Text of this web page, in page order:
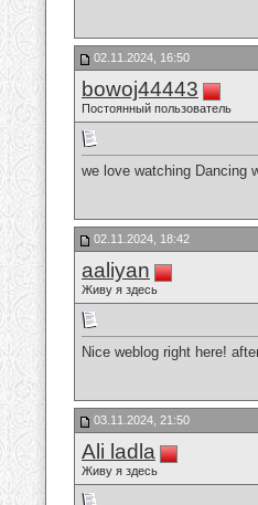
02.11.2024, 16:50
bowoj44443
Постоянный пользователь
we love watching Dancing
02.11.2024, 18:42
aaliyan
Живу я здесь
Nice weblog right here!
03.11.2024, 21:50
Ali ladla
Живу я здесь